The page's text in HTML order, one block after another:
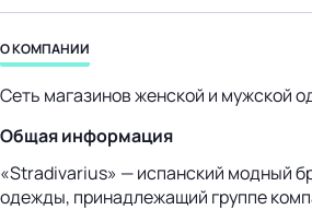
бизнес-центр
О КОМПАНИИ
Сеть магазинов женской и мужской
Общая информация
«Stradivarius» — испанский модный
одежды, принадлежащий группе